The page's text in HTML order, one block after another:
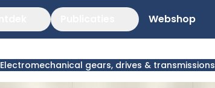
Webshop
Electromechanical gears, drives & transmissions